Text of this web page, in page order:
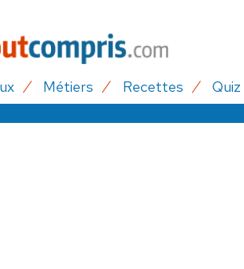
Métiers Recettes Quiz